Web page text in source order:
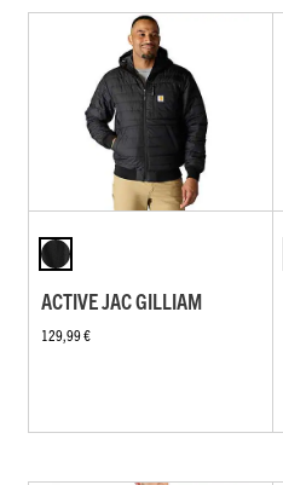
ACTIVE JAC GILLIAM
129,99 €